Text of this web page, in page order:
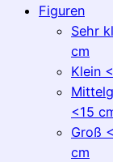
Figuren
Sehr
cm
Klein
<15
Groß
cm